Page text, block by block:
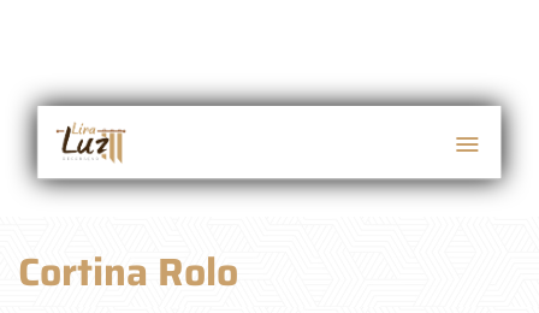
Cortina Rolo